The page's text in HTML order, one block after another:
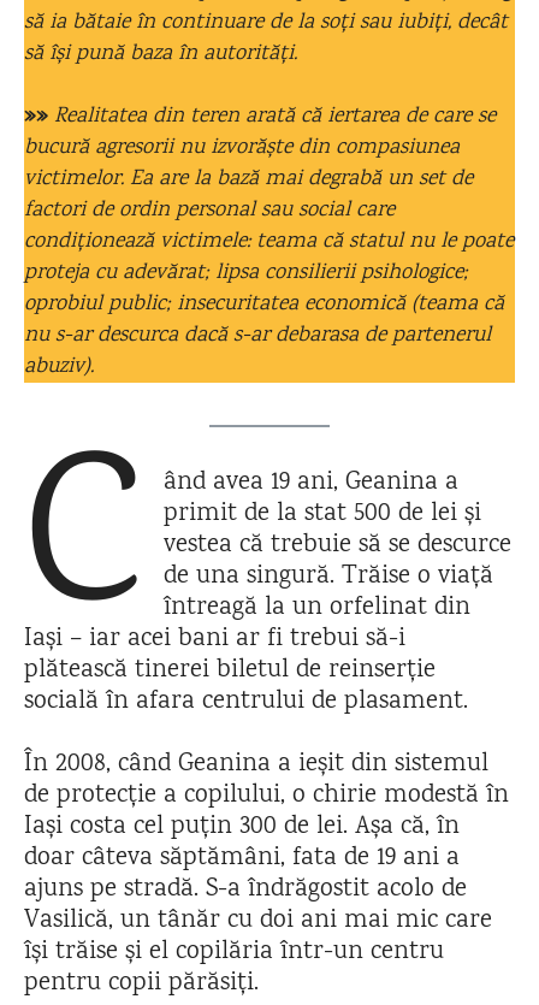
să ia bătaie în continuare de la soți sau iubiți, decât
să își pună baza în autorități.
»» Realitatea din teren arată că iertarea de care se
bucură agresorii nu izvorăște din compasiunea
victimelor. Ea are la bază mai degrabă un set de
factori de ordin personal sau social care
condiționează victimele: teama că statul nu le poate
proteja cu adevărat; lipsa consilierii psihologice;
oprobiul public; insecuritatea economică (teama că
nu s-ar descurca dacă s-ar debarasa de partenerul
abuziv).
C
ând avea 19 ani, Geanina a
primit de la stat 500 de lei și
vestea că trebuie să se descurce
de una singură. Trăise o viață
întreagă la un orfelinat din
Iași – iar acei bani ar fi trebui să-i
plătească tinerei biletul de reinserție
socială în afara centrului de plasament.
În 2008, când Geanina a ieșit din sistemul
de protecție a copilului, o chirie modestă în
Iași costa cel puțin 300 de lei. Așa că, în
doar câteva săptămâni, fata de 19 ani a
ajuns pe stradă. S-a îndrăgostit acolo de
Vasilică, un tânăr cu doi ani mai mic care
își trăise și el copilăria într-un centru
pentru copii părăsiți.